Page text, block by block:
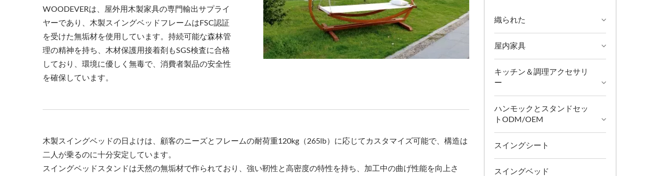
WOODEVERは、屋外用木製家具の専門輸出サプライ
ヤーであり、木製スイングベッドフレームはFSC認証
を受けた無垢材を使用しています。持続可能な森林管
理の精神を持ち、木材保護用接着剤もSGS検査に合格
しており、環境に優しく無毒で、消費者製品の安全性
を確保しています。
木製スイングベッドの日よけは、顧客のニーズとフレームの耐荷重120kg（265lb）に応じてカスタマイズ可能で、構造は
二人が乗るのに十分安定しています。
スイングベッドスタンドは天然の無垢材で作られており、強い靭性と高密度の特性を持ち、加工中の曲げ性能を向上さ
織られた
屋内家具
キッチン＆調理アクセサリ
ー
ハンモックとスタンドセッ
トODM/OEM
スイングシート
スイングベッド